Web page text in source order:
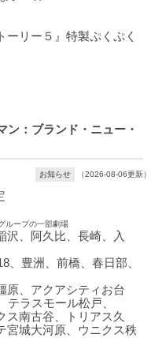
ーリー５』特製ぷくぷく
ン：ブランド・ニュー・
お知らせ （2026-08-06更新）
ループの一部劇場
沢、阿久比、長崎、入
、豊洲、前橋、春日部、
原、アクアシティお台
ラスモール松戸、
ス南古谷、トリアス久
宮城大河原、ウニクス秩